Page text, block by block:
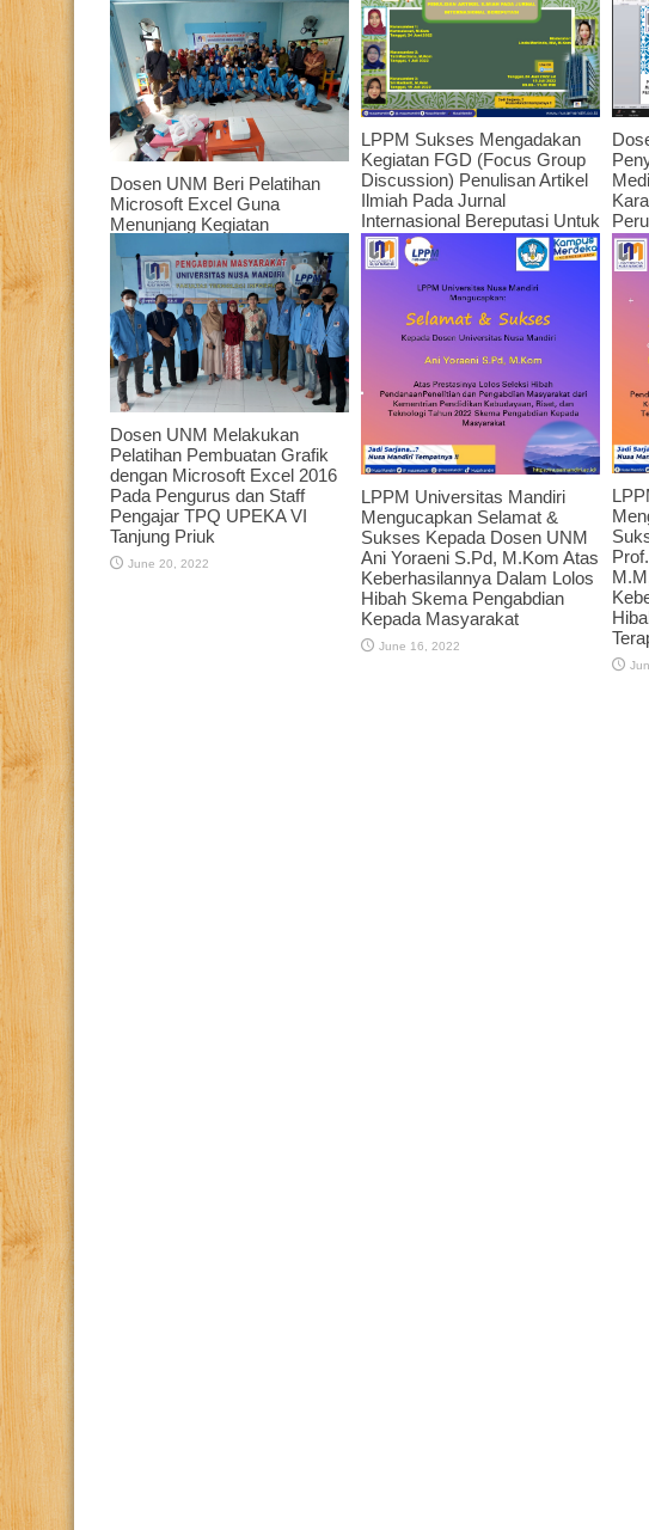
Dosen UNM Beri Pelatihan
Microsoft Excel Guna
Menunjang Kegiatan
Administrasi di Lingkungan
Staf dan Guru TPQ Bina
Ummah
August 11, 2022
LPPM Sukses Mengadakan
Kegiatan FGD (Focus Group
Discussion) Penulisan Artikel
Ilmiah Pada Jurnal
Internasional Bereputasi Untuk
Dosen-Dosen Universitas
Nusa Mandiri Tahun 2022
July 27, 2022
Dosen UNM Melakukan
Pelatihan Pembuatan Grafik
dengan Microsoft Excel 2016
Pada Pengurus dan Staff
Pengajar TPQ UPEKA VI
Tanjung Priuk
June 20, 2022
LPPM Universitas Mandiri
Mengucapkan Selamat &
Sukses Kepada Dosen UNM
Ani Yoraeni S.Pd, M.Kom Atas
Keberhasilannya Dalam Lolos
Hibah Skema Pengabdian
Kepada Masyarakat
June 16, 2022